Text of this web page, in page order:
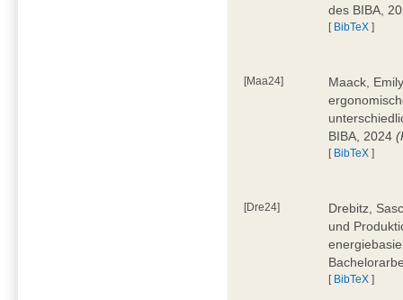
des BIBA,
[ BibTeX ]
[Maa24]
Maack,
BIBA, 2024
[ BibTeX ]
[Dre24]
Drebitz,
und
[ BibTeX ]